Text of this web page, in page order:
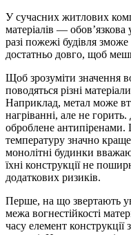
У сучасних житлових
матеріалів —
разі пожежі будівля
достатньо довго, щоб
Щоб зрозуміти значення
поводяться різні
Наприклад, метал може
нагріванні, але не
оброблене
температуру значно
монолітні будинки
їхні конструкції не
додаткових ризиків.
Перше, на що звертають
межа вогнестійкості
часу елемент конструкції